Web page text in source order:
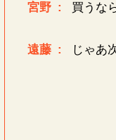
宮野 : 買うな
遠藤 : じゃあ